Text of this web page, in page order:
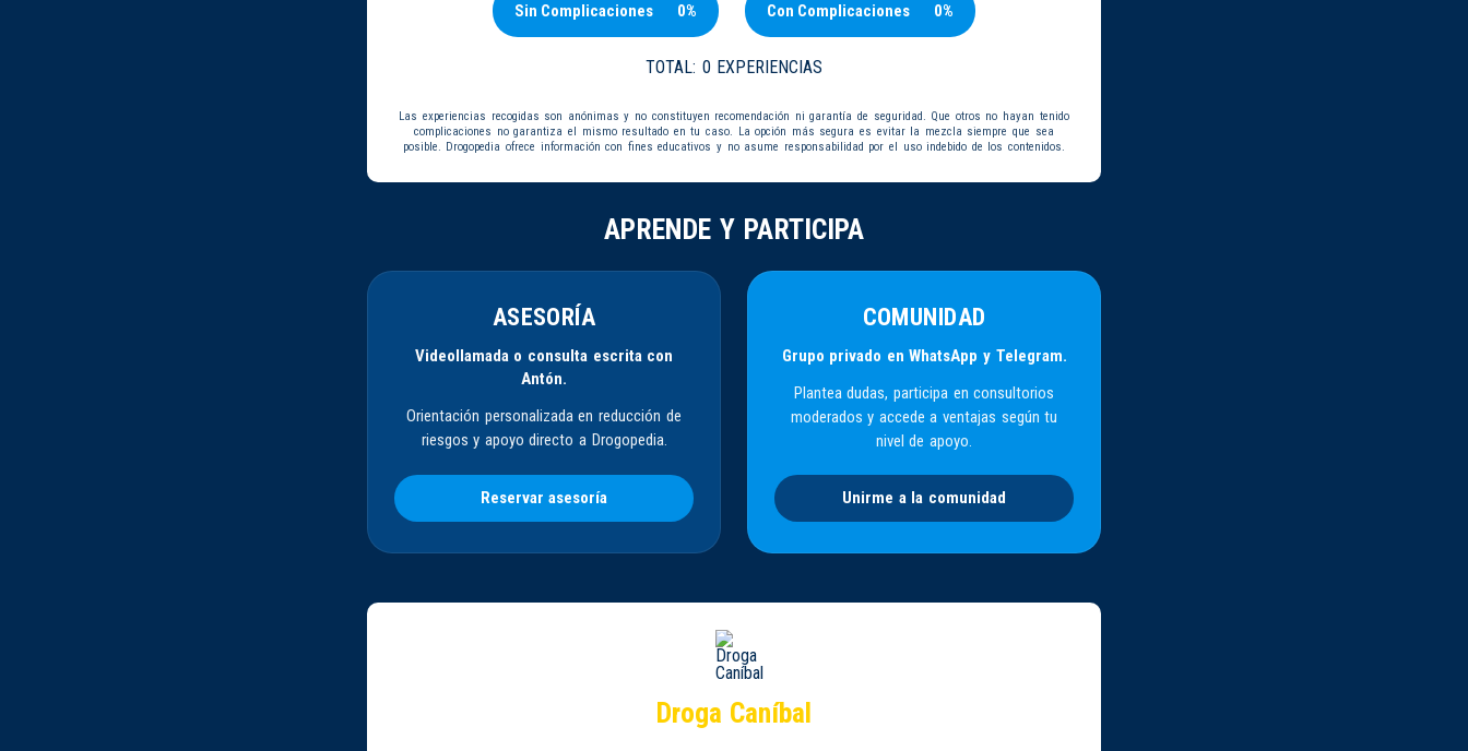
Sin Complicaciones 0% Con Complicaciones 0%
TOTAL: 0 EXPERIENCIAS
Las experiencias recogidas son anónimas y no constituyen recomendación ni garantía de seguridad. Que otros no hayan tenido
complicaciones no garantiza el mismo resultado en tu caso. La opción más segura es evitar la mezcla siempre que sea
posible. Drogopedia ofrece información con fines educativos y no asume responsabilidad por el uso indebido de los contenidos.
APRENDE Y PARTICIPA
ASESORÍA
Videollamada o consulta escrita con
Antón.
Orientación personalizada en reducción de
riesgos y apoyo directo a Drogopedia.
Reservar asesoría
COMUNIDAD
Grupo privado en WhatsApp y Telegram.
Plantea dudas, participa en consultorios
moderados y accede a ventajas según tu
nivel de apoyo.
Unirme a la comunidad
Droga Caníbal